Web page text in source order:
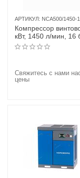
АРТИКУЛ: NCA500/1450-
Компрессор
кВт, 1450 л/мин, 16
ресивер 500 л,
Свяжитесь с нами
цены